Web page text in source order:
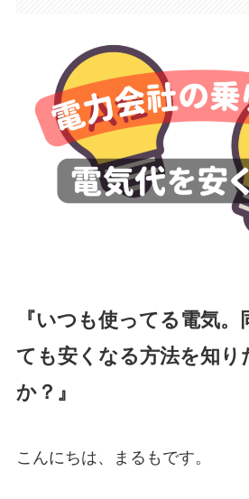
『いつも使ってる電気
ても安くなる方法を知り
か？』
こんにちは、まるもです。